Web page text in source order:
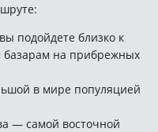
подойдете близко к
на прибрежных
в мире популяцией
— самой восточной